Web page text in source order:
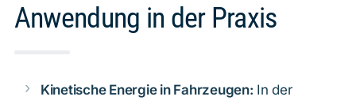
Anwendung in der Praxis
Kinetische Energie in Fahrzeugen: In der